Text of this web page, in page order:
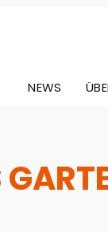
NEWS